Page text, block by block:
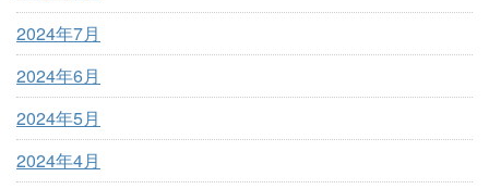
2024年7月
2024年6月
2024年5月
2024年4月